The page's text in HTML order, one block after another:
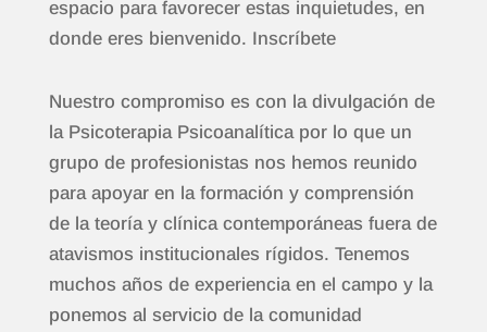
espacio para favorecer estas inquietudes, en
donde eres bienvenido. Inscríbete
Nuestro compromiso es con la divulgación de
la Psicoterapia Psicoanalítica por lo que un
grupo de profesionistas nos hemos reunido
para apoyar en la formación y comprensión
de la teoría y clínica contemporáneas fuera de
atavismos institucionales rígidos. Tenemos
muchos años de experiencia en el campo y la
ponemos al servicio de la comunidad